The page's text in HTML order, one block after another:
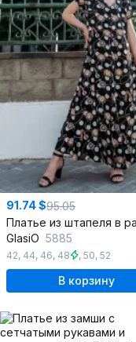
91.74 $95.05
GlasiO 5885
42, 44, 46, 48 , 50, 52
В корзину